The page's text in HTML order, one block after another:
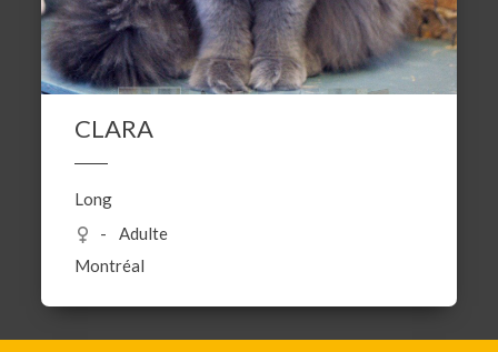
CLARA
Long
Adulte
Montréal